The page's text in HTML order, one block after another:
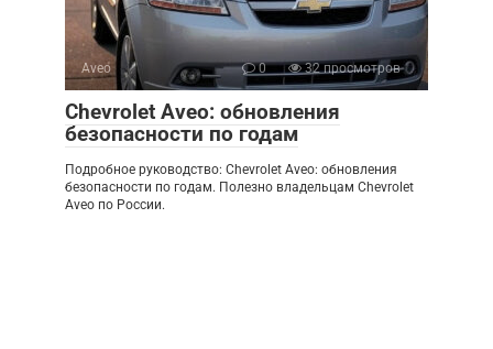
Aveo 0 32 просмотров
Chevrolet Aveo: обновления
безопасности по годам
Подробное руководство: Chevrolet Aveo: обновления
безопасности по годам. Полезно владельцам Chevrolet
Aveo по России.